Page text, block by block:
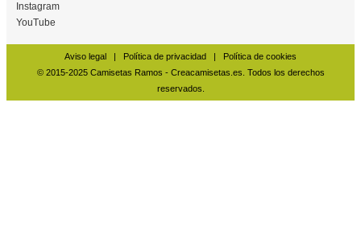
Instagram
YouTube
Aviso legal Política de privacidad
Política de cookies
© 2015-2025 Camisetas Ramos - Creacamisetas.es. Todos los derechos
reservados.